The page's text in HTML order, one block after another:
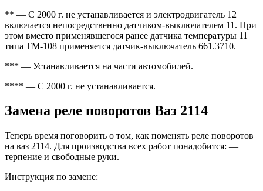
** — С 2000 г. не устанавливается и электродвигатель 12
включается непосредственно датчиком-выключателем 11. При
этом вместо применявшегося ранее датчика температуры 11
типа ТМ-108 применяется датчик-выключатель 661.3710.
*** — Устанавливается на части автомобилей.
**** — С 2000 г. не устанавливается.
Замена реле поворотов Ваз 2114
Теперь время поговорить о том, как поменять реле поворотов
на ваз 2114. Для производства всех работ понадобится: —
терпение и свободные руки.
Инструкция по замене: